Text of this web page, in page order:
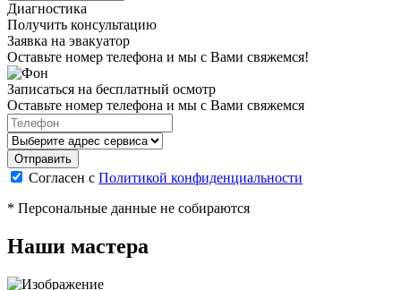
Диагностика
Получить консультацию
Заявка на эвакуатор
Оставьте номер телефона и мы с Вами свяжемся!
Записаться на бесплатный осмотр
Оставьте номер телефона и мы с Вами свяжемся
Согласен с Политикой конфиденциальности
* Персональные данные не собираются
Наши мастера